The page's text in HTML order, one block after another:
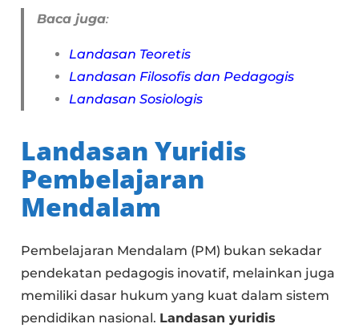
Baca juga:
Landasan Teoretis
Landasan Filosofis dan Pedagogis
Landasan Sosiologis
Landasan Yuridis
Pembelajaran
Mendalam
Pembelajaran Mendalam (PM) bukan sekadar
pendekatan pedagogis inovatif, melainkan juga
memiliki dasar hukum yang kuat dalam sistem
pendidikan nasional. Landasan yuridis